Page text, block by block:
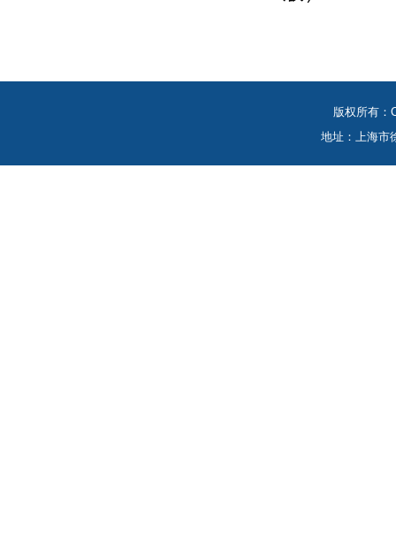
版权所有：
地址：上海市